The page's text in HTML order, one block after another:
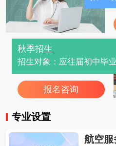
秋季招生
招生对象：应往届初中毕
报名咨询
专业设置
航空服